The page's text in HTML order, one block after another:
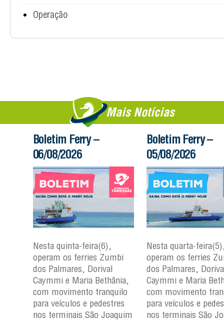
Operação
Mais Notícias
Boletim Ferry –
06/08/2026
Nesta quinta-feira(6),
operam os ferries Zumbi
dos Palmares, Dorival
Caymmi e Maria Bethânia,
com movimento tranquilo
para veículos e pedestres
nos terminais São Joaquim
Boletim Ferry –
05/08/2026
Nesta quarta-
operam os ferries
dos Palmares,
Caymmi e Maria
com movimento
para veículos e
nos terminais São